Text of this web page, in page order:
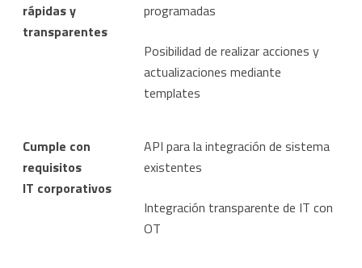
rápidas y
transparentes
programadas
Posibilidad de realizar acciones y
actualizaciones mediante
templates
Cumple con
requisitos
IT corporativos
API para la integración de sistema
existentes
Integración transparente de IT con
OT